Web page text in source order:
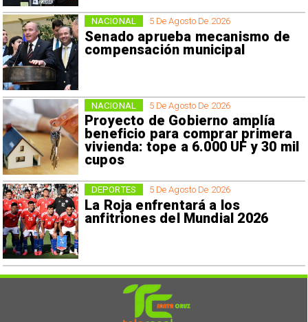
5 De Agosto De 2026
Senado aprueba mecanismo de
compensación municipal
NACIONAL
5 De Agosto De 2026
Proyecto de Gobierno amplía
beneficio para comprar primera
vivienda: tope a 6.000 UF y 30 mil
cupos
NACIONAL
5 De Agosto De 2026
La Roja enfrentará a los
anfitriones del Mundial 2026
DEPORTES